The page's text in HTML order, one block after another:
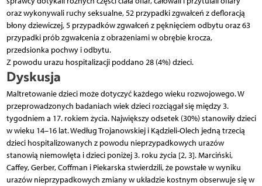
oraz wykonywali ruchy seksualne, 52 przypadki zgwałceń z defloracją
błony dziewiczej, 5 przypadków zgwałceń z pęknięciem odbytu oraz 63
przypadki prób zgwałcenia z obrażeniami w obrębie krocza,
przedsionka pochwy i odbytu.
Z powodu urazu hospitalizacji poddano 28 (4%) dzieci.
Dyskusja
Maltretowanie dzieci może dotyczyć każdego wieku rozwojowego. W
przeprowadzonych badaniach wiek dzieci rozciągał się między 3.
tygodniem a 17. rokiem życia. Największy odsetek (30%) stanowiły dzieci
w wieku 14–16 lat. Według Trojanowskiej i Kądzieli-Olech jedną trzecią
dzieci hospitalizowanych z powodu nieprzypadkowych urazów
stanowią niemowlęta i dzieci poniżej 3. roku życia [2, 3]. Marciński,
Caffey, Gerber, Coffman i Piekarska stwierdzili, że powstałe w wyniku
urazów nieprzypadkowych zmiany w układzie kostnym obserwuje się w